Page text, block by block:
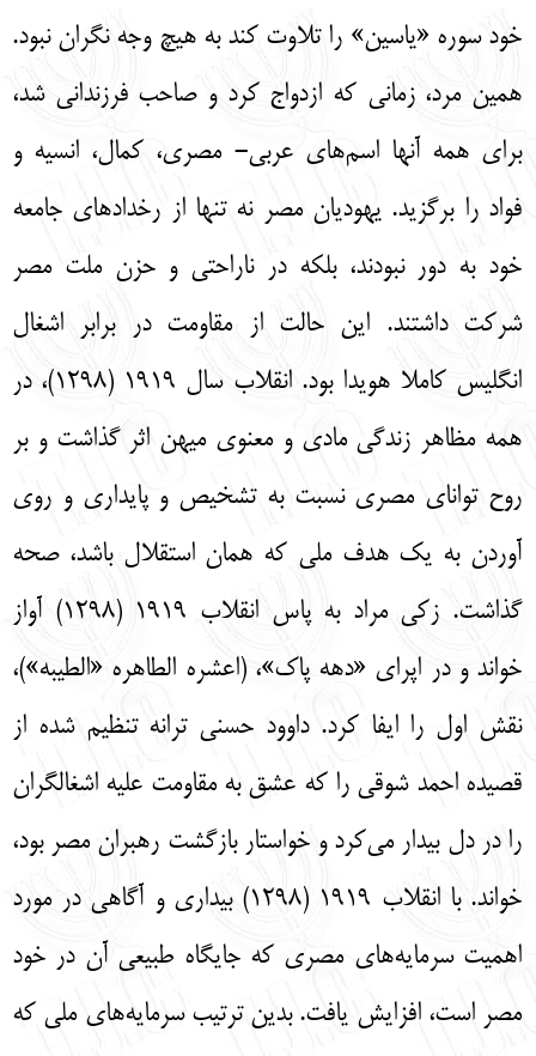
خود سوره «ياسين» را تلاوت كند به هيچ وجه نگران نبود.
همين مرد، زماني كه ازدواج كرد و صاحب فرزنداني شد،
براي همه آنها اسم‌‌هاي عربي- مصري، كمال، انسيه و
فواد را برگزيد. يهوديان مصر نه تنها از رخدادهاي جامعه
خود به دور نبودند، بلكه در ناراحتي و حزن ملت مصر
شركت داشتند. اين حالت از مقاومت در برابر اشغال
انگليس كاملا هويدا بود. انقلاب سال 1919 (1298)، در
همه مظاهر زندگي مادي و معنوي ميهن اثر گذاشت و بر
روح تواناي مصري نسبت به تشخيص و پايداري و روي
آوردن به يك هدف ملي كه همان استقلال باشد، صحه
گذاشت. زكي مراد به پاس انقلاب 1919 (1298) آواز
خواند و در اپراي «دهه پاك»، (اعشره الطاهره «الطيبه»)،
نقش اول را ايفا كرد. داوود حسني ترانه تنظيم شده از
قصيده احمد شوقي را كه عشق به مقاومت عليه اشغالگران
را در دل بيدار مي‌‌كرد و خواستار بازگشت رهبران مصر بود،
خواند. با انقلاب 1919 (1298) بيداري و آگاهي در مورد
اهميت سرمايه‌‌هاي مصري كه جايگاه طبيعي آن در خود
مصر است، افزايش يافت. بدين ترتيب سرمايه‌‌هاي ملي كه